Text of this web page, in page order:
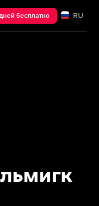
бесплатно RU